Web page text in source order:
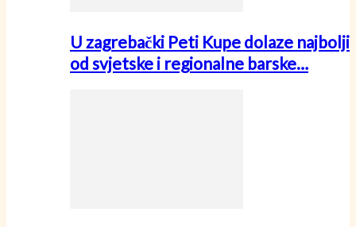
U zagrebački Peti Kupe dolaze najbolji
od svjetske i regionalne barske…